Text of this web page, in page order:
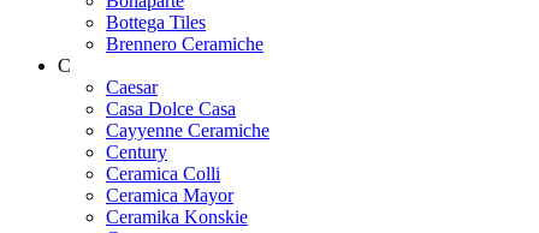
Bottega Tiles
Brennero Ceramiche
C
Caesar
Casa Dolce Casa
Cayyenne Ceramiche
Century
Ceramica Colli
Ceramica Mayor
Ceramika Konskie